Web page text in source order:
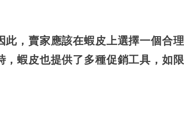
，賣家應該在蝦皮上選擇一個合理
蝦皮也提供了多種促銷工具，如限